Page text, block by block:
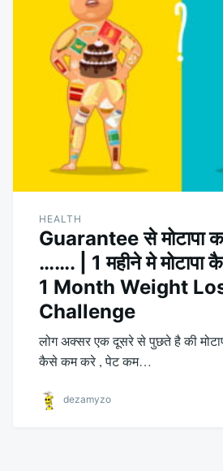
HEALTH
Guarantee से मोटापा
……. | 1 महीने मे मोटापा
1 Month Weight
Challenge
लोग अक्सर एक दूसरे से पुछते है की
कैसे कम करे , पेट कम…
dezamyzo